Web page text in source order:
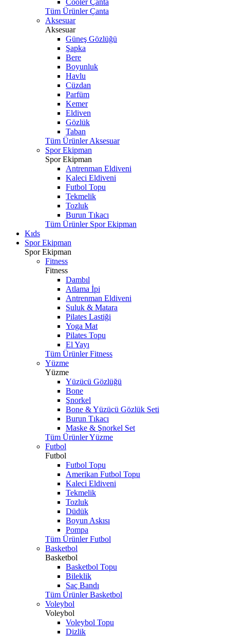
Cooler Çanta
Tüm Ürünler Çanta
Aksesuar
Aksesuar
Güneş Gözlüğü
Şapka
Bere
Boyunluk
Havlu
Cüzdan
Parfüm
Kemer
Eldiven
Gözlük
Taban
Tüm Ürünler Aksesuar
Spor Ekipman
Spor Ekipman
Antrenman Eldiveni
Kaleci Eldiveni
Futbol Topu
Tekmelik
Tozluk
Burun Tıkacı
Tüm Ürünler Spor Ekipman
Kıds
Spor Ekipman
Spor Ekipman
Fitness
Fitness
Dambıl
Atlama İpi
Antrenman Eldiveni
Suluk & Matara
Pilates Lastiği
Yoga Mat
Pilates Topu
El Yayı
Tüm Ürünler Fitness
Yüzme
Yüzme
Yüzücü Gözlüğü
Bone
Şnorkel
Bone & Yüzücü Gözlük Seti
Burun Tıkacı
Maske & Şnorkel Set
Tüm Ürünler Yüzme
Futbol
Futbol
Futbol Topu
Amerikan Futbol Topu
Kaleci Eldiveni
Tekmelik
Tozluk
Düdük
Boyun Askısı
Pompa
Tüm Ürünler Futbol
Basketbol
Basketbol
Basketbol Topu
Bileklik
Saç Bandı
Tüm Ürünler Basketbol
Voleybol
Voleybol
Voleybol Topu
Dizlik